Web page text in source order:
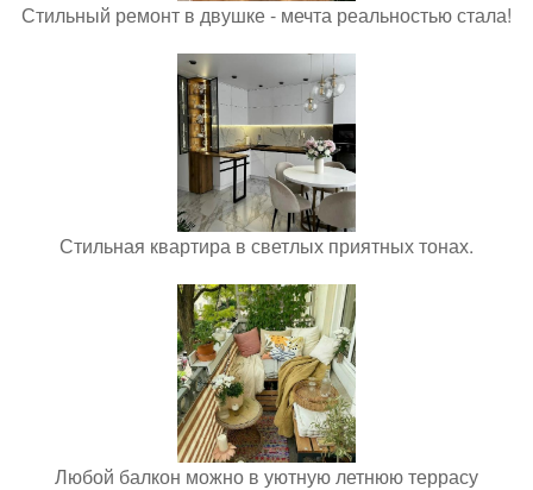
Стильный ремонт в двушке - мечта реальностью стала!
Стильная квартира в светлых приятных тонах.
Любой балкон можно в уютную летнюю террасу